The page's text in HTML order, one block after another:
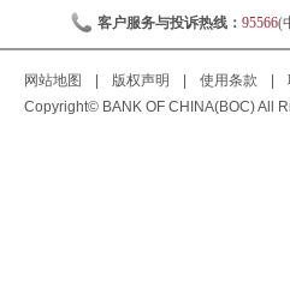
客户服务与投诉热线： 95566(
网站地图 版权声明 使用条款
Copyright© BANK OF CHINA(BOC) All